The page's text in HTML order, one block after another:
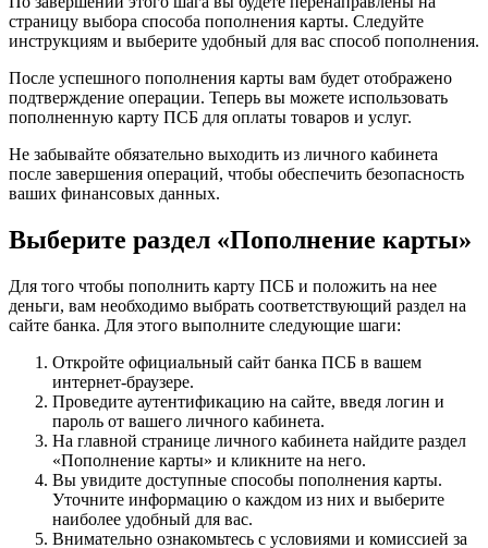
страницу выбора способа пополнения карты. Следуйте
инструкциям и выберите удобный для вас способ пополнения.
После успешного пополнения карты вам будет отображено
подтверждение операции. Теперь вы можете использовать
пополненную карту ПСБ для оплаты товаров и услуг.
Не забывайте обязательно выходить из личного кабинета
после завершения операций, чтобы обеспечить безопасность
ваших финансовых данных.
Выберите раздел «Пополнение карты»
Для того чтобы пополнить карту ПСБ и положить на нее
деньги, вам необходимо выбрать соответствующий раздел на
сайте банка. Для этого выполните следующие шаги:
Откройте официальный сайт банка ПСБ в вашем
интернет-браузере.
Проведите аутентификацию на сайте, введя логин и
пароль от вашего личного кабинета.
На главной странице личного кабинета найдите раздел
«Пополнение карты» и кликните на него.
Вы увидите доступные способы пополнения карты.
Уточните информацию о каждом из них и выберите
наиболее удобный для вас.
Внимательно ознакомьтесь с условиями и комиссией за